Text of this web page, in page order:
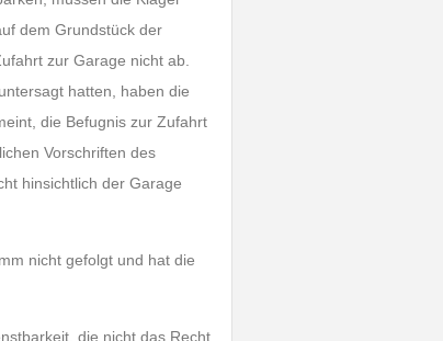
dem Grundstück der
zur Garage nicht ab.
hatten, haben die
die Befugnis zur Zufahrt
Vorschriften des
hinsichtlich der Garage
nicht gefolgt und hat die
die nicht das Recht